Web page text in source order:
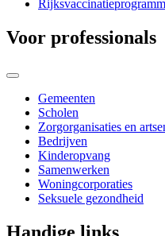
Voor professionals
Gemeenten
Scholen
Zorgorganisaties en
Bedrijven
Kinderopvang
Samenwerken
Woningcorporaties
Seksuele gezondheid